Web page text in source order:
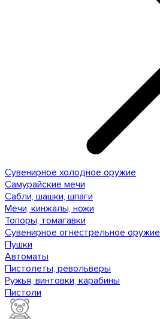
Сувенирное холодное оружие
Самурайские мечи
Сабли, шашки, шпаги
Мечи, кинжалы, ножи
Топоры, томагавки
Сувенирное огнестрельное оружие
Пушки
Автоматы
Пистолеты, револьверы
Ружья, винтовки, карабины
Пистоли